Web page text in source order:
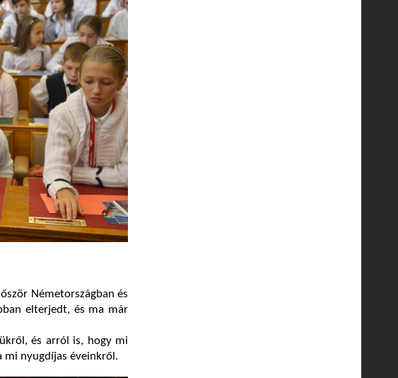
Németországban és
elterjedt, és ma már
és arról is, hogy mi
mi nyugdíjas éveinkről.